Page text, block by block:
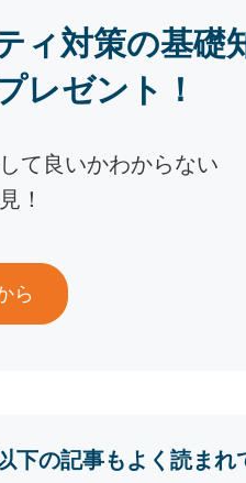
ィ対策の基礎
レゼント！
て良いかわからない
！
ら
下の記事もよく読まれ